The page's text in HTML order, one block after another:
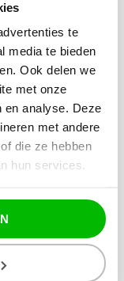
te
media te bieden
Ook delen we
met onze
en analyse. Deze
met andere
die ze hebben
hun services.
met je
Max
gave
DEZE